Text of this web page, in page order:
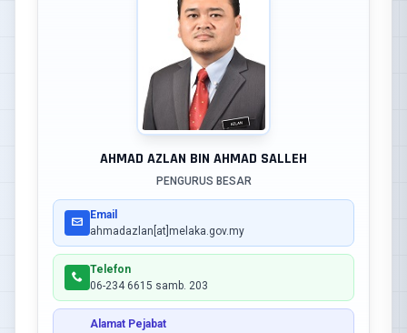
AHMAD AZLAN BIN AHMAD SALLEH
PENGURUS BESAR
Email
ahmadazlan[at]melaka.gov.my
Telefon
06-234 6615 samb. 203
Alamat Pejabat